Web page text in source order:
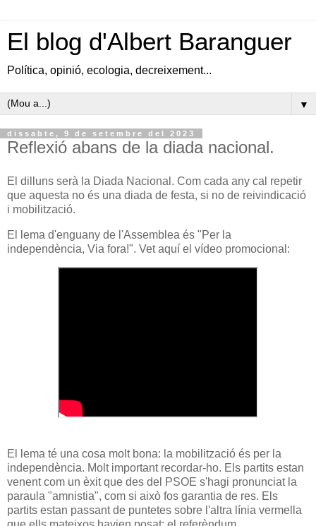
El blog d'Albert Baranguer
Política, opinió, ecologia, decreixement...
▼
dissabte, 9 de setembre del 2023
Reflexió abans de la diada nacional.
El dilluns serà la Diada Nacional. Com cada any cal repetir
que aquesta no és una diada de festa, si no de reivindicació
i mobilització.
El lema d'enguany de l'Assemblea és "Per la
independència, Via fora!". Vet aquí el vídeo promocional:
El lema té una cosa molt bona: la mobilització és per la
independència. Molt important recordar-ho. Els partits estan
venent com un èxit que des del PSOE s'hagi pronunciat la
paraula "amnistia", com si això fos garantia de res. Els
partits estan passant de puntetes sobre l'altra línia vermella